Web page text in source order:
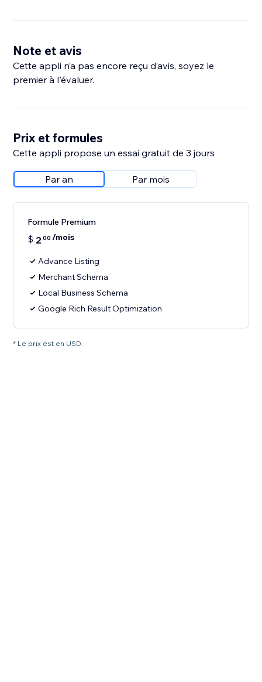
Note et avis
Cette appli n’a pas encore reçu d’avis, soyez le
premier à l'évaluer.
Prix et formules
Cette appli propose un essai gratuit de 3 jours
Par an Par mois
Formule Premium
$ 2 00 /mois
Advance Listing
Merchant Schema
Local Business Schema
Google Rich Result Optimization
* Le prix est en USD.